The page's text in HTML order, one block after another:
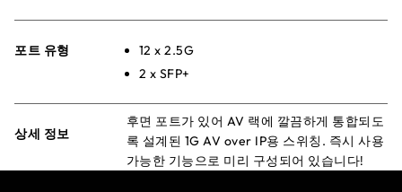
포트 유형
12 x 2.5G
2 x SFP+
상세 정보
후면 포트가 있어 AV 랙에 깔끔하게 통합되도
록 설계된 1G AV over IP용 스위칭. 즉시 사용
가능한 기능으로 미리 구성되어 있습니다!